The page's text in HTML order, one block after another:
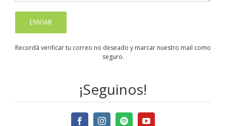
Recordá verificar tu correo no deseado y marcar nuestro mail como
seguro.
¡Seguinos!